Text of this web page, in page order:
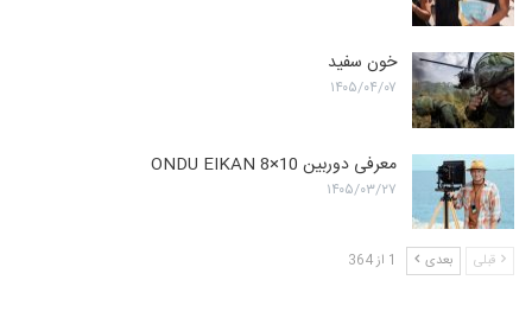
خون سفید
۱۴۰۵/۰۴/۰۷
معرفی دوربین ONDU EIKAN 8×10
۱۴۰۵/۰۳/۲۷
قبلی بعدی 1 از 364